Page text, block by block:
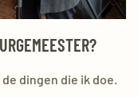
dingen die ik doe.